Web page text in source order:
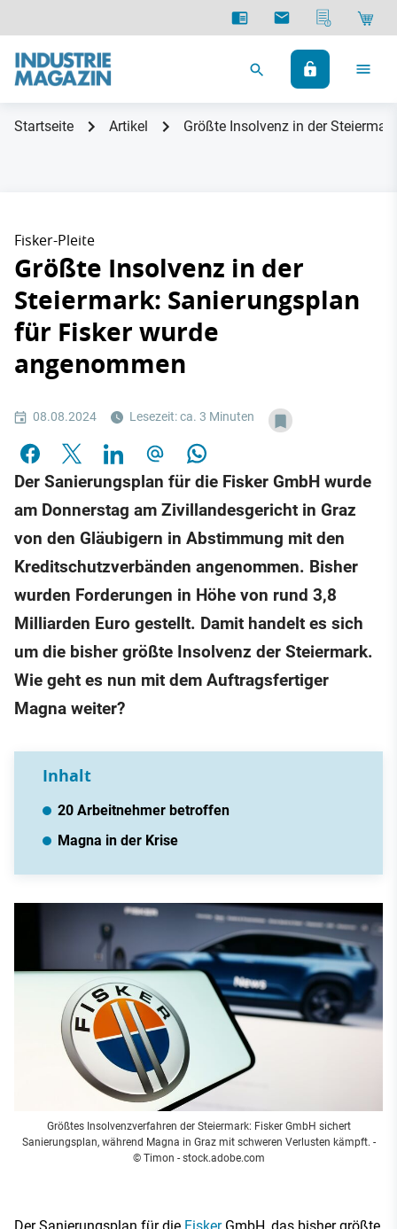
Startseite Artikel Größte Insolvenz in der
Fisker-Pleite
Größte Insolvenz in der
Steiermark: Sanierungsplan
für Fisker wurde
angenommen
08.08.2024 Lesezeit: ca. 3 Minuten
Der Sanierungsplan für die Fisker GmbH wurde
am Donnerstag am Zivillandesgericht in Graz
von den Gläubigern in Abstimmung mit den
Kreditschutzverbänden angenommen. Bisher
wurden Forderungen in Höhe von rund 3,8
Milliarden Euro gestellt. Damit handelt es sich
um die bisher größte Insolvenz der Steiermark.
Wie geht es nun mit dem Auftragsfertiger
Magna weiter?
Inhalt
20 Arbeitnehmer betroffen
Magna in der Krise
Größtes Insolvenzverfahren der Steiermark: Fisker GmbH sichert
Sanierungsplan, während Magna in Graz mit schweren Verlusten kämpft. -
© Timon - stock.adobe.com
Der Sanierungsplan für die FiskerGmbH, das bisher größte